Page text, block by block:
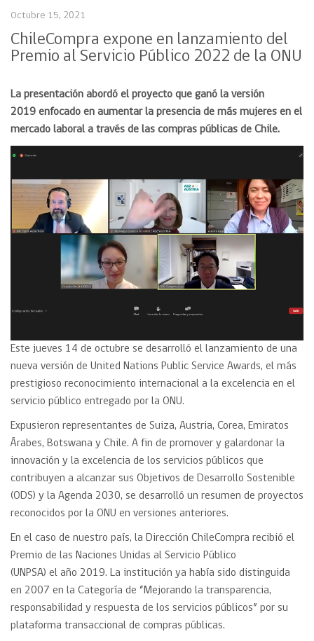
Octubre 15, 2021
ChileCompra expone en lanzamiento del
Premio al Servicio Público 2022 de la ONU
La presentación abordó el proyecto que ganó la versión
2019 enfocado en aumentar la presencia de más mujeres en el
mercado laboral a través de las compras públicas de Chile.
Este jueves 14 de octubre se desarrolló el lanzamiento de una
nueva versión de United Nations Public Service Awards, el más
prestigioso reconocimiento internacional a la excelencia en el
servicio público entregado por la ONU.
Expusieron representantes de Suiza, Austria, Corea, Emiratos
Árabes, Botswana y Chile. A fin de promover y galardonar la
innovación y la excelencia de los servicios públicos que
contribuyen a alcanzar sus Objetivos de Desarrollo Sostenible
(ODS) y la Agenda 2030, se desarrolló un resumen de proyectos
reconocidos por la ONU en versiones anteriores.
En el caso de nuestro país, la Dirección ChileCompra recibió el
Premio de las Naciones Unidas al Servicio Público
(UNPSA) el año 2019. La institución ya había sido distinguida
en 2007 en la Categoría de “Mejorando la transparencia,
responsabilidad y respuesta de los servicios públicos” por su
plataforma transaccional de compras públicas.